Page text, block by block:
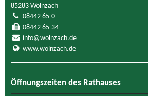
85283 Wolnzach
08442 65-0
08442 65-34
info@wolnzach.de
www.wolnzach.de
Öffnungszeiten des Rathauses